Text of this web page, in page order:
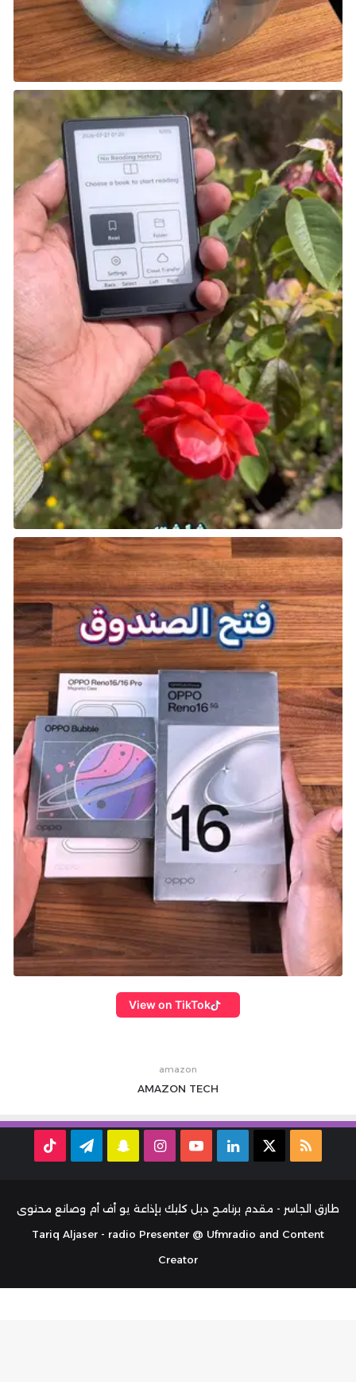
العديد من الأسطح غير المتوافقة مع هذه القنابل اللاصقة،
مما يُجبرك أحيانًا على البحث عن موضع مناسب في وقت
حرج. لا تُعد القدرة سيئة من حيث المبدأ، لكنها في كثير من
الحالات غير عملية.
Smoke
يُقدم هذا العميل قدرة مقبولة لكنها ليست ضرورية بأي
شكل من الأشكال. وكما يوحي اسمه، يستخدم قنابل دخان
تُفجّر عن بُعد وتطلق غازًا سامًا لا يؤثر على البشر لكنه قاتل
لكائنات Archaean. عند مواجهة موجات كبيرة من الأعداء،
تُعد هذه القنابل وسيلة مريحة لإلحاق الضرر بعدد كبير منهم
دفعة واحدة، سواء تم استخدامها كفخ أو كأداة هجومية.
المشكلة الوحيدة هي أن التأثير نفسه يمكن تحقيقه
باستخدام أدوات متوفرة ضمن تجهيزات REACT العادية، مما
يطرح تساؤلًا حول جدوى اختيار عميل يتمحور دوره حول شيء
يمكن لأي لاعب تنفيذه بمعدات جانبية. يُمكن أن يكون
مفيدًا في بعض التشكيلات، لكنه ليس الخيار الأفضل عند
اختيار فريق للمهمات الصعبة.
شارك هذه الصفحة عبر
View on TikTok
amazon
AMAZON TECH
ملخص
RSS
لينكدإن ‫YouTubeانستقرامسناب تيلقرام
طارق الجاسر - مقدم برنامج دبل كليك بإذاعة يو أف أم وصانع محتوى
Tariq Aljaser - radio Presenter @ Ufmradio and Content
Creator